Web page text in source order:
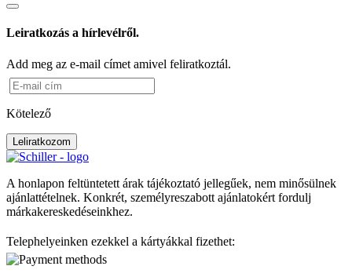
Leiratkozás a hírlevélről.
Add meg az e-mail címet amivel feliratkoztál.
Kötelező
Leliratkozom
A honlapon feltüntetett árak tájékoztató jellegűek, nem minősülnek
ajánlattételnek. Konkrét, személyreszabott ajánlatokért fordulj
márkakereskedéseinkhez.
Telephelyeinken ezekkel a kártyákkal fizethet: